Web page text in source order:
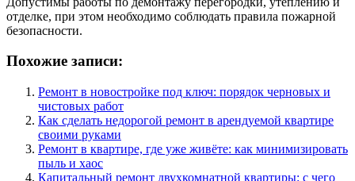
отделке, при этом необходимо соблюдать правила пожарной
безопасности.
Похожие записи:
Ремонт в новостройке под ключ: порядок черновых и
чистовых работ
Как сделать недорогой ремонт в арендуемой квартире
своими руками
Ремонт в квартире, где уже живёте: как минимизировать
пыль и хаос
Капитальный ремонт двухкомнатной квартиры: с чего